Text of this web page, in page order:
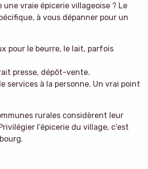
vraie épicerie villageoise ? Le
à vous dépanner pour un
pour le beurre, le lait, parfois
presse, dépôt-vente.
services à la personne. Un vrai point
rurales considèrent leur
l’épicerie du village, c’est